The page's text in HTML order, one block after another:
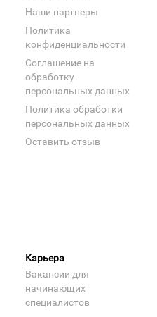
Наши партнеры
Политика
конфиденциальности
Соглашение на
обработку
персональных данных
Политика обработки
персональных данных
Оставить отзыв
Карьера
Вакансии для
начинающих
специалистов